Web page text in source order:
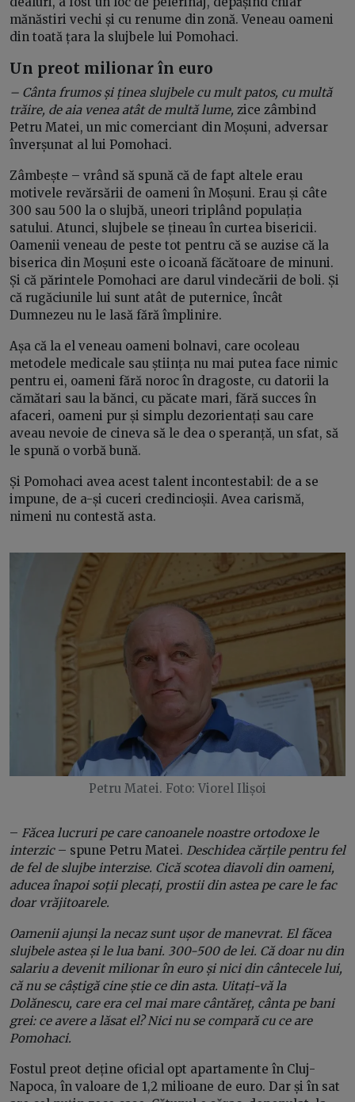
mănăstiri vechi și cu renume din zonă. Veneau oameni
din toată țara la slujbele lui Pomohaci.
Un preot milionar în euro
– Cânta frumos și ținea slujbele cu mult patos, cu multă
trăire, de aia venea atât de multă lume, zice zâmbind
Petru Matei, un mic comerciant din Moșuni, adversar
înverșunat al lui Pomohaci.
Zâmbește – vrând să spună că de fapt altele erau
motivele revărsării de oameni în Moșuni. Erau și câte
300 sau 500 la o slujbă, uneori triplând populația
satului. Atunci, slujbele se țineau în curtea bisericii.
Oamenii veneau de peste tot pentru că se auzise că la
biserica din Moșuni este o icoană făcătoare de minuni.
Și că părintele Pomohaci are darul vindecării de boli. Și
că rugăciunile lui sunt atât de puternice, încât
Dumnezeu nu le lasă fără împlinire.
Așa că la el veneau oameni bolnavi, care ocoleau
metodele medicale sau știința nu mai putea face nimic
pentru ei, oameni fără noroc în dragoste, cu datorii la
cămătari sau la bănci, cu păcate mari, fără succes în
afaceri, oameni pur și simplu dezorientați sau care
aveau nevoie de cineva să le dea o speranță, un sfat, să
le spună o vorbă bună.
Și Pomohaci avea acest talent incontestabil: de a se
impune, de a-și cuceri credincioșii. Avea carismă,
nimeni nu contestă asta.
Petru Matei. Foto: Viorel Ilișoi
– Făcea lucruri pe care canoanele noastre ortodoxe le
interzic– spune Petru Matei. Deschidea cărțile pentru fel
de fel de slujbe interzise. Cică scotea diavoli din oameni,
aducea înapoi soții plecați, prostii din astea pe care le fac
doar vrăjitoarele.
Oamenii ajunși la necaz sunt ușor de manevrat. El făcea
slujbele astea și le lua bani. 300-500 de lei. Că doar nu din
salariu a devenit milionar în euro și nici din cântecele lui,
că nu se câștigă cine știe ce din asta. Uitați-vă la
Dolănescu, care era cel mai mare cântăreț, cânta pe bani
grei: ce avere a lăsat el? Nici nu se compară cu ce are
Pomohaci.
Fostul preot deține oficial opt apartamente în Cluj-
Napoca, în valoare de 1,2 milioane de euro. Dar și în sat